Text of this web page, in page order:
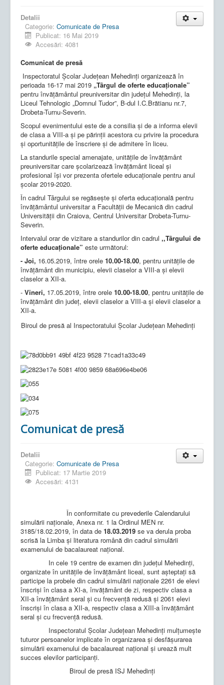
Detalii
Categorie: Comunicate de Presa
Publicat: 16 Mai 2019
Accesări: 4081
Comunicat de presă
Inspectoratul Şcolar Judeţean Mehedinţi organizează în
perioada 16-17 mai 2019 „Târgul de oferte educaţionale”
pentru învăţământul preuniversitar din judeţul Mehedinţi, la
Liceul Tehnologic „Domnul Tudor”, B-dul I.C.Brătianu nr.7,
Drobeta-Turnu-Severin.
Scopul evenimentului este de a consilia şi de a informa elevii
de clasa a VIII-a şi pe părinţii acestora cu privire la procedura
şi oportunităţile de înscriere şi de admitere în liceu.
La standurile special amenajate, unităţile de învăţământ
preuniversitar care şcolarizează învăţământ liceal şi
profesional îşi vor prezenta ofertele educaţionale pentru anul
şcolar 2019-2020.
În cadrul Târgului se regăseşte şi oferta educaţională pentru
învăţământul universitar a Facultăţii de Mecanică din cadrul
Universităţii din Craiova, Centrul Universitar Drobeta-Turnu-
Severin.
Intervalul orar de vizitare a standurilor din cadrul ,,Târgului de
oferte educaţionale” este următorul:
- Joi, 16.05.2019, între orele 10.00-18.00, pentru unităţile de
învăţământ din municipiu, elevii claselor a VIII-a şi elevii
claselor a XII-a.
- Vineri, 17.05.2019, între orele 10.00-18.00, pentru unităţile de
învăţământ din judeţ, elevii claselor a VIII-a şi elevii claselor a
XII-a.
Biroul de presă al Inspectoratului Şcolar Judeţean Mehedinţi
Comunicat de presă
Detalii
Categorie: Comunicate de Presa
Publicat: 17 Martie 2019
Accesări: 4131
În conformitate cu prevederile Calendarului
simulării naționale, Anexa nr. 1 la Ordinul MEN nr.
3185/18.02.2019, în data de 18.03.2019 se va derula proba
scrisă la Limba şi literatura română din cadrul simulării
examenului de bacalaureat național.
In cele 19 centre de examen din județul Mehedinți,
organizate în unitățile de învățământ liceal, sunt așteptați să
participe la probele din cadrul simulării naționale 2261 de elevi
înscriși în clasa a XI-a, învățământ de zi, respectiv clasa a
XII-a învățământ seral și cu frecvență redusă și 2061 elevi
înscriși în clasa a XII-a, respectiv clasa a XIII-a învățământ
seral și cu frecvență redusă.
Inspectoratul Școlar Județean Mehedinți mulțumește
tuturor persoanelor implicate în organizarea și desfășurarea
simulării examenului de bacalaureat național și urează mult
succes elevilor participanți.
Biroul de presă ISJ Mehedinți